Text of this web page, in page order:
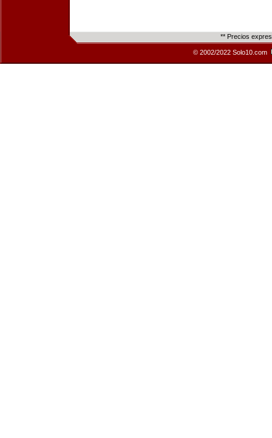
** Precios
© 2002/2022 Solo10.com